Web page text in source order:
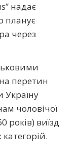
надає
планує
через
перетин
Україну
чоловічої
років) виїзд